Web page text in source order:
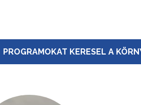
PROGRAMOKAT KERESEL A